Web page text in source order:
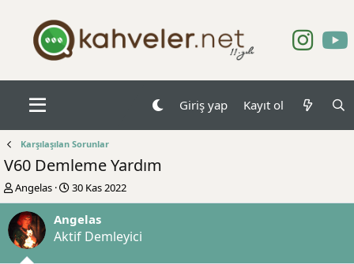
Giriş yap Kayıt ol
Karşılaşılan Sorunlar
V60 Demleme Yardım
K
o
n
b
u
Angelas
B
a
ş
l
a
30 Kas 2022
Angelas
Aktif Demleyici